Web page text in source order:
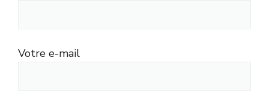
Votre e-mail